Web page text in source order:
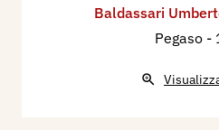
Baldassari
Pegaso -